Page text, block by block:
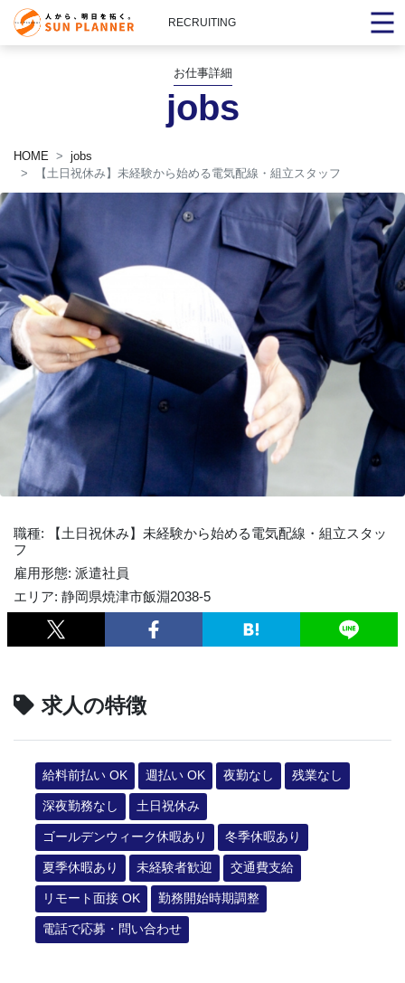
RECRUITING
お仕事詳細
jobs
HOME
jobs
【土日祝休み】未経験から始める電気配線・組立スタッフ
職種: 【土日祝休み】未経験から始める電気配線・組立スタッ
フ
雇用形態: 派遣社員
エリア: 静岡県焼津市飯淵2038-5
求人の特徴
給料前払い OK 週払い OK 夜勤なし 残業なし
深夜勤務なし 土日祝休み
ゴールデンウィーク休暇あり 冬季休暇あり
夏季休暇あり 未経験者歓迎 交通費支給
リモート面接 OK 勤務開始時期調整
電話で応募・問い合わせ